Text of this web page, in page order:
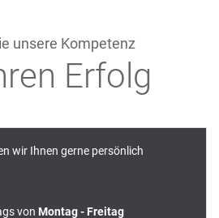
unsere Kompetenz
Erfolg
wir Ihnen gerne persönlich
von Montag - Freitag